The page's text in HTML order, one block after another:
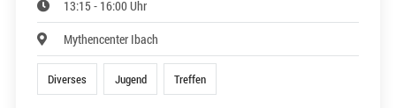
13:15 - 16:00 Uhr
Mythencenter Ibach
Diverses Jugend Treffen